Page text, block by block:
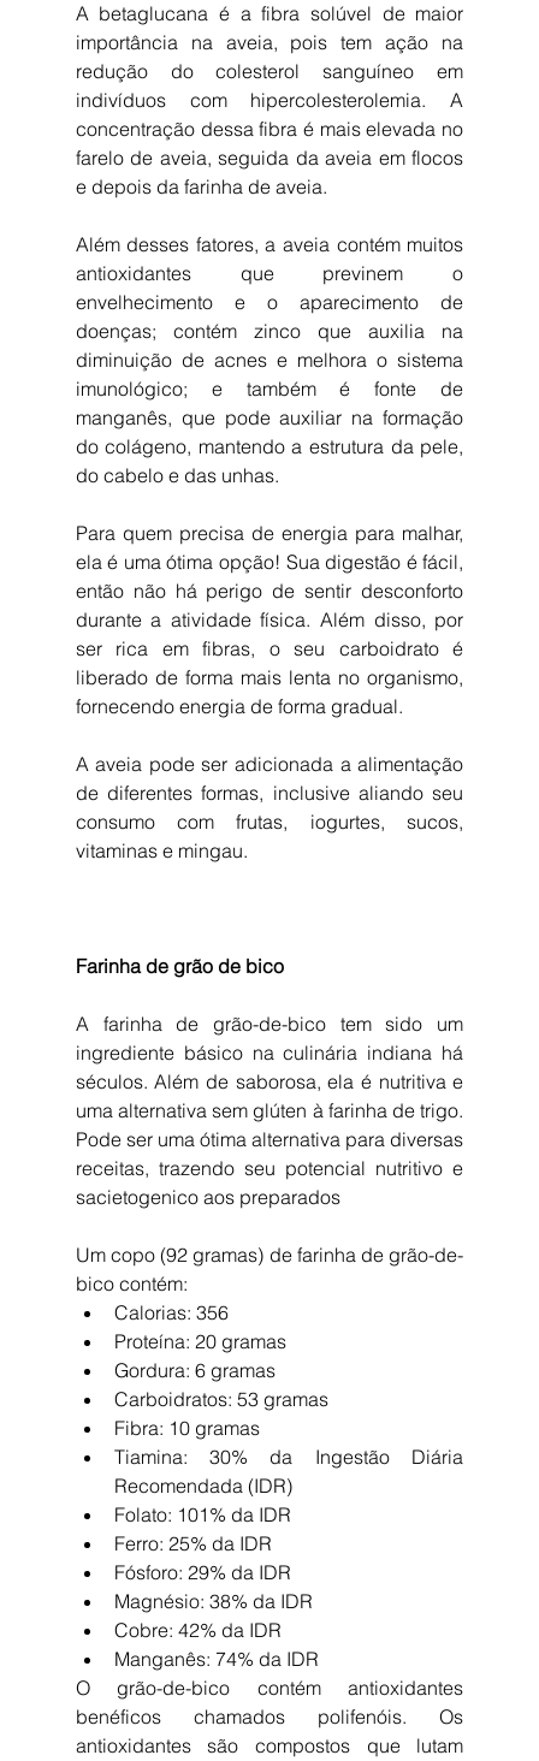
A betaglucana é a fibra solúvel de maior
importância na aveia, pois tem ação na
redução do colesterol sanguíneo em
indivíduos com hipercolesterolemia. A
concentração dessa fibra é mais elevada no
farelo de aveia, seguida da aveia em flocos
e depois da farinha de aveia.
Além desses fatores, a aveia contém muitos
antioxidantes que previnem o
envelhecimento e o aparecimento de
doenças; contém zinco que auxilia na
diminuição de acnes e melhora o sistema
imunológico; e também é fonte de
manganês, que pode auxiliar na formação
do colágeno, mantendo a estrutura da pele,
do cabelo e das unhas.
Para quem precisa de energia para malhar,
ela é uma ótima opção! Sua digestão é fácil,
então não há perigo de sentir desconforto
durante a atividade física. Além disso, por
ser rica em fibras, o seu carboidrato é
liberado de forma mais lenta no organismo,
fornecendo energia de forma gradual.
A aveia pode ser adicionada a alimentação
de diferentes formas, inclusive aliando seu
consumo com frutas, iogurtes, sucos,
vitaminas e mingau.
Farinha de grão de bico
A farinha de grão-de-bico tem sido um
ingrediente básico na culinária indiana há
séculos. Além de saborosa, ela é nutritiva e
uma alternativa sem glúten à farinha de trigo.
Pode ser uma ótima alternativa para diversas
receitas, trazendo seu potencial nutritivo e
sacietogenico aos preparados
Um copo (92 gramas) de farinha de grão-de-
bico contém:
Calorias: 356
Proteína: 20 gramas
Gordura: 6 gramas
Carboidratos: 53 gramas
Fibra: 10 gramas
Tiamina: 30% da Ingestão Diária
Recomendada (IDR)
Folato: 101% da IDR
Ferro: 25% da IDR
Fósforo: 29% da IDR
Magnésio: 38% da IDR
Cobre: 42% da IDR
Manganês: 74% da IDR
O grão-de-bico contém antioxidantes
benéficos chamados polifenóis. Os
antioxidantes são compostos que lutam